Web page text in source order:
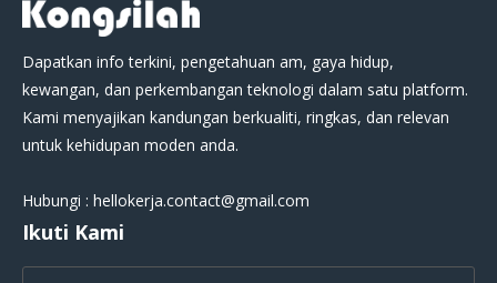
Dapatkan info terkini, pengetahuan am, gaya hidup,
kewangan, dan perkembangan teknologi dalam satu platform.
Kami menyajikan kandungan berkualiti, ringkas, dan relevan
untuk kehidupan moden anda.
Hubungi : hellokerja.contact@gmail.com
Ikuti Kami